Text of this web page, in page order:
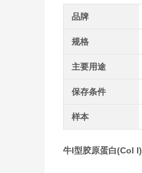
品牌
规格
主要用途
保存条件
样本
牛I型胶原蛋白(Col